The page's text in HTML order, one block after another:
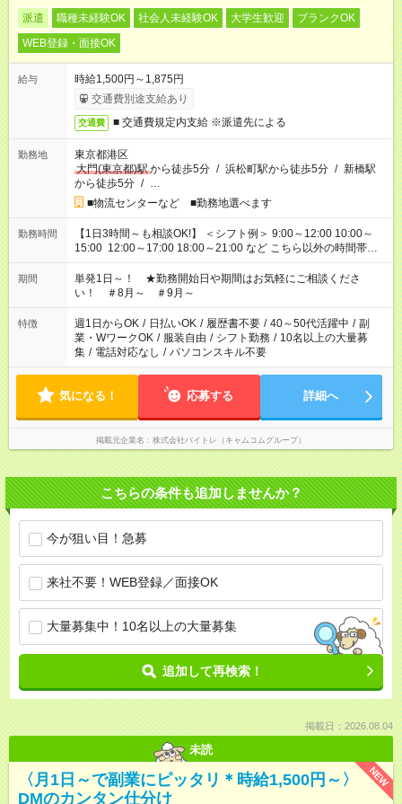
派遣 職種未経験OK 社会人未経験OK 大学生歓迎
ブランクOK
WEB登録・面接OK
給与
時給1,500円～1,875円
交通費別途支給あり
交通費 ■ 交通費規定内支給 ※派遣先による
勤務地
東京都港区
大門(東京都)駅から徒歩5分 / 浜松町駅から徒歩5分 / 新橋駅
から徒歩5分 / …
■物流センターなど ■勤務地選べます
勤務時間
【1日3時間～も相談OK!】 ＜シフト例＞ 9:00～12:00 10:00～
15:00 12:00～17:00 18:00～21:00 など こちら以外の時間帯も
お気軽にご相談ください！
期間
単発1日～！ ★勤務開始日や期間はお気軽にご相談くださ
い！ ＃8月～ ＃9月～
特徴 週1日からOK / 日払いOK / 履歴書不要 / 40～50代活躍中 / 副
業・WワークOK / 服装自由 / シフト勤務 / 10名以上の大量募
集 / 電話対応なし / パソコンスキル不要
気になる！ 応募する 詳細へ
掲載元企業名 株式会社バイトレ（キャムコムグループ）
こちらの条件も追加しませんか？
今が狙い目！急募
来社不要！WEB登録／面接OK
大量募集中！10名以上の大量募集
追加して再検索！
掲載日：2026.08.04
未読
NEW
〈月1日～で副業にピッタリ＊時給1,500円～〉
DMのカンタン仕分け